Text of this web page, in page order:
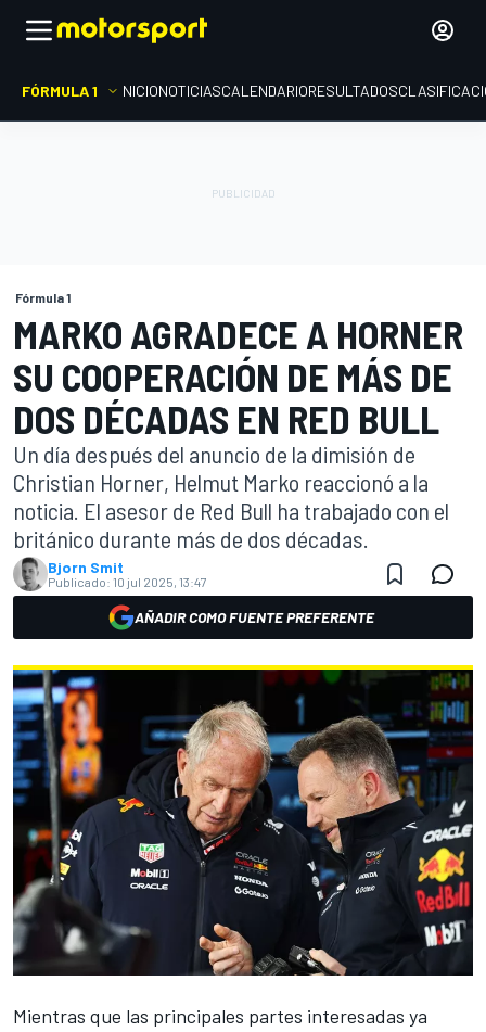
FÓRMULA 1 INICIONOTICIASCALENDARIORESULTADOS
Fórmula 1
MARKO AGRADECE A HORNER
SU COOPERACIÓN DE MÁS DE
DOS DÉCADAS EN RED BULL
Un día después del anuncio de la dimisión de
Christian Horner, Helmut Marko reaccionó a la
noticia. El asesor de Red Bull ha trabajado con el
británico durante más de dos décadas.
Bjorn Smit
Publicado: 10 jul 2025, 13:47
AÑADIR COMO FUENTE PREFERENTE
Mientras que las principales partes interesadas ya